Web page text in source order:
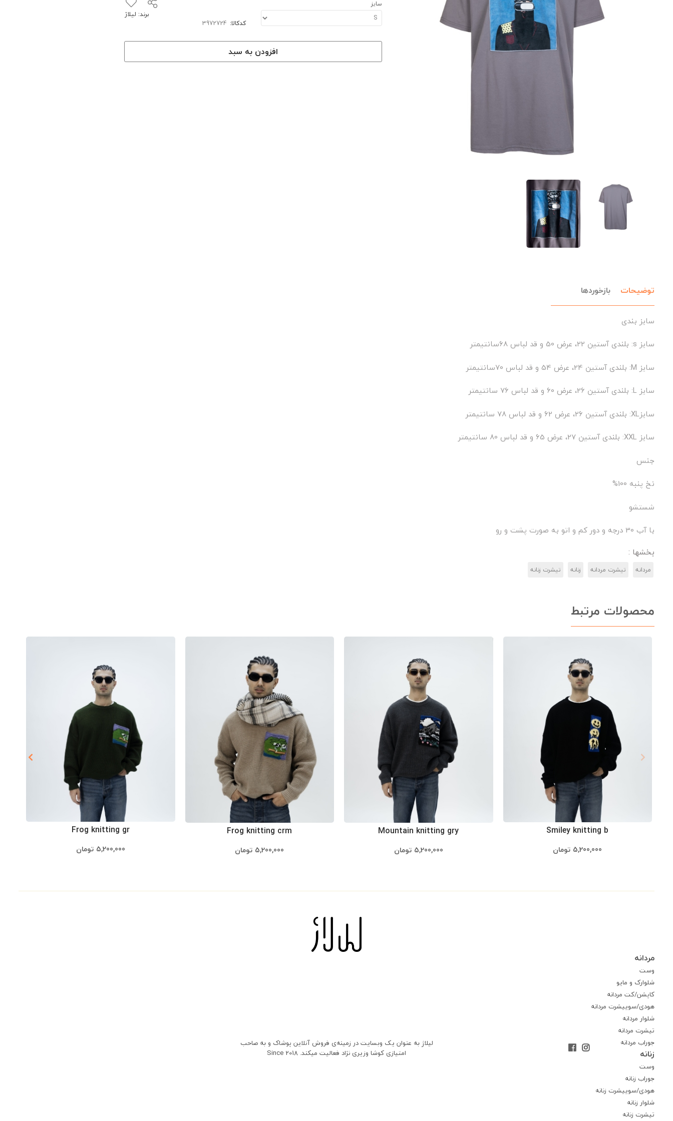
سایز
برند: لیلاژ
کدکالا:
افزودن به سبد
توضیحات بازخوردها
سایز بندی
سایز s: بلندی آستین 22، عرض 50 و قد لباس 68سانتیمتر
سایز M: بلندی آستین 24، عرض 54 و قد لباس 70سانتیمتر
سایز L: بلندی آستین 26، عرض 60 و قد لباس 76 سانتیمتر
سایزXL: بلندی آستین 26، عرض 62 و قد لباس 78 سانتیمتر
سایز XXL: بلندی آستین 27، عرض 65 و قد لباس 80 سانتیمتر
جنس
نخ پنبه 100%
شستشو
با آب 30 درجه و دور کم و اتو به صورت پشت و رو
بخشها :
مردانه تیشرت مردانه زنانه تیشرت زنانه
محصولات مرتبط
Smiley knitting b
5,200,000 تومان
Mountain knitting gry
5,200,000 تومان
Frog knitting crm
5,200,000 تومان
Frog knitting gr
5,200,000 تومان
مردانه
وست
شلوارک و مایو
کاپشن/کت مردانه
هودی/سوییشرت مردانه
شلوار مردانه
تیشرت مردانه
جوراب مردانه
زنانه
وست
جوراب زنانه
هودی/سوییشرت زنانه
شلوار زنانه
تیشرت زنانه
لیلاژ به عنوان یک وبسایت در زمینه‌ی فروش آنلاین پوشاک و به صاحب
امتیازی کوشا وزیری نژاد فعالیت میکند. Since 2018